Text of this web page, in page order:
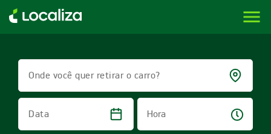
LOCALIZA ALUGUEL DE CARROS | LOCALIZA menu
Onde você quer retirar o carro?
Data
Hora